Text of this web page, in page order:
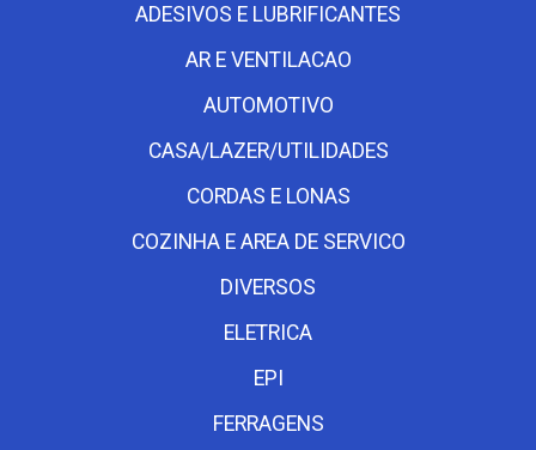
ADESIVOS E LUBRIFICANTES
AR E VENTILACAO
AUTOMOTIVO
CASA/LAZER/UTILIDADES
CORDAS E LONAS
COZINHA E AREA DE SERVICO
DIVERSOS
ELETRICA
EPI
FERRAGENS